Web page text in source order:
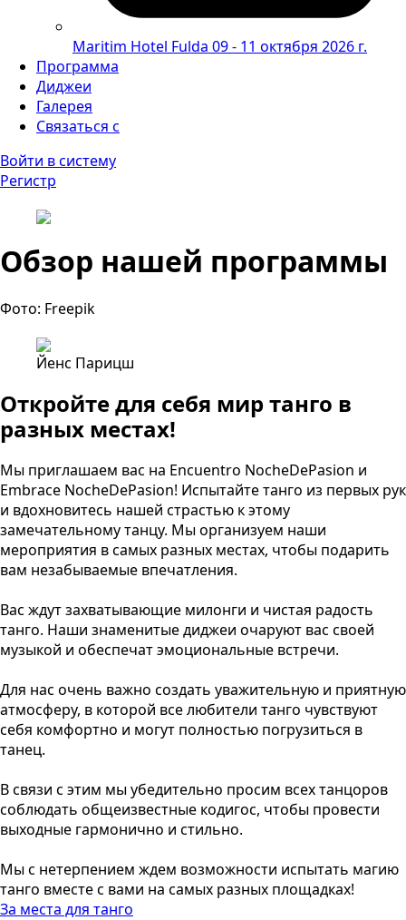
Maritim Hotel Fulda 09 - 11 октября 2026 г.
Программа
Диджеи
Галерея
Связаться с
Войти в систему
Регистр
Обзор нашей программы
Фото: Freepik
Йенс Парицш
Откройте для себя мир танго в
разных местах!
Мы приглашаем вас на Encuentro NocheDePasion и
Embrace NocheDePasion! Испытайте танго из первых рук
и вдохновитесь нашей страстью к этому
замечательному танцу. Мы организуем наши
мероприятия в самых разных местах, чтобы подарить
вам незабываемые впечатления.
Вас ждут захватывающие милонги и чистая радость
танго. Наши знаменитые диджеи очаруют вас своей
музыкой и обеспечат эмоциональные встречи.
Для нас очень важно создать уважительную и приятную
атмосферу, в которой все любители танго чувствуют
себя комфортно и могут полностью погрузиться в
танец.
В связи с этим мы убедительно просим всех танцоров
соблюдать общеизвестные кодигос, чтобы провести
выходные гармонично и стильно.
Мы с нетерпением ждем возможности испытать магию
танго вместе с вами на самых разных площадках!
За места для танго